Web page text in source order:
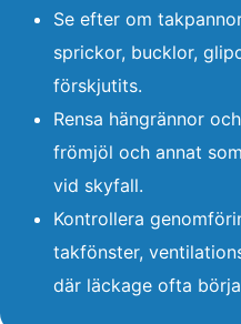
Se efter om
sprickor, bucklor,
förskjutits.
Rensa hängrännor
frömjöl och annat
vid skyfall.
Kontrollera
takfönster,
där läckage ofta